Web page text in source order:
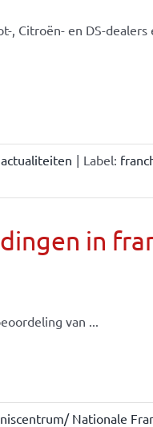
, Citroën- en DS-dealers
| Label:
in
van ...
Nationale